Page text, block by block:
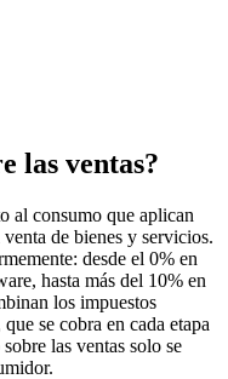
las ventas?
al consumo que aplican
de bienes y servicios.
desde el 0% en
hasta más del 10% en
los impuestos
se cobra en cada etapa
las ventas solo se